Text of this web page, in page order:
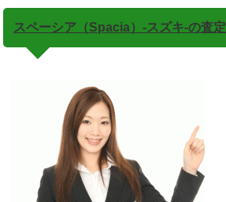
スペーシア（Spacia）-スズキ-の査定